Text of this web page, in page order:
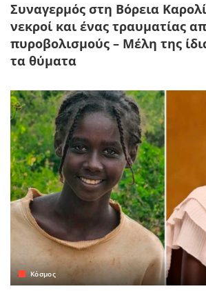
Συναγερμός στη Βόρεια
νεκροί και ένας τραυματίας
πυροβολισμούς – Μέλη της
τα θύματα
Κόσμος